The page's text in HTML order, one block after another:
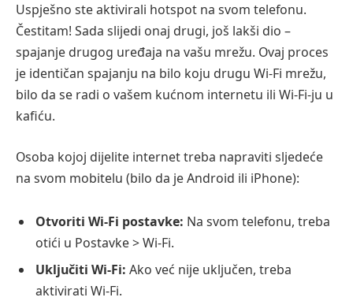
Uspješno ste aktivirali hotspot na svom telefonu.
Čestitam! Sada slijedi onaj drugi, još lakši dio –
spajanje drugog uređaja na vašu mrežu. Ovaj proces
je identičan spajanju na bilo koju drugu Wi-Fi mrežu,
bilo da se radi o vašem kućnom internetu ili Wi-Fi-ju u
kafiću.
Osoba kojoj dijelite internet treba napraviti sljedeće
na svom mobitelu (bilo da je Android ili iPhone):
Otvoriti Wi-Fi postavke: Na svom telefonu, treba
otići u Postavke > Wi-Fi.
Uključiti Wi-Fi: Ako već nije uključen, treba
aktivirati Wi-Fi.